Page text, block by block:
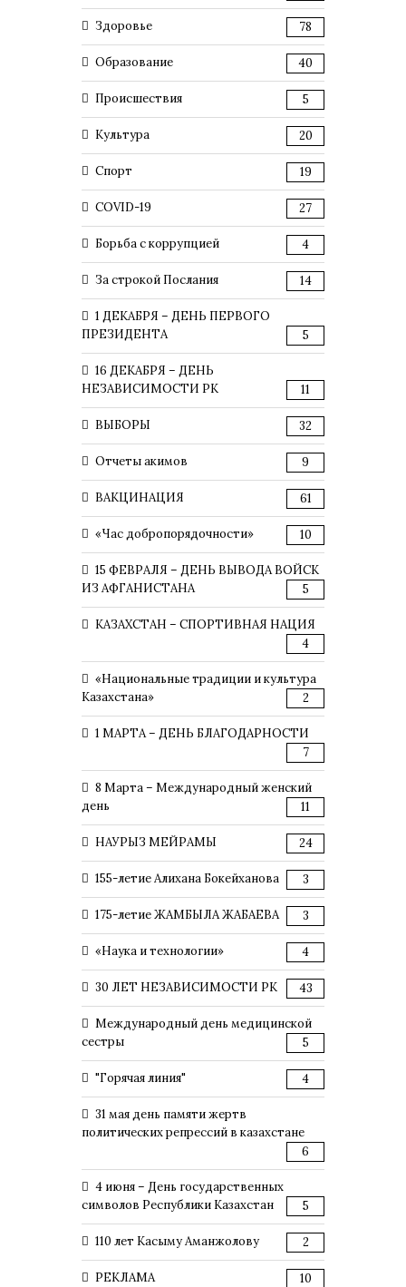
Здоровье 78
Образование 40
Происшествия 5
Культура 20
Спорт 19
COVID-19 27
Борьба с коррупцией 4
За строкой Послания 14
1 ДЕКАБРЯ – ДЕНЬ ПЕРВОГО
ПРЕЗИДЕНТА
5
16 ДЕКАБРЯ – ДЕНЬ
НЕЗАВИСИМОСТИ РК
11
ВЫБОРЫ 32
Отчеты акимов 9
ВАКЦИНАЦИЯ 61
«Час добропорядочности» 10
15 ФЕВРАЛЯ – ДЕНЬ ВЫВОДА ВОЙСК
ИЗ АФГАНИСТАНА
5
КАЗАХСТАН – СПОРТИВНАЯ НАЦИЯ
4
«Национальные традиции и культура
Казахстана»
2
1 МАРТА – ДЕНЬ БЛАГОДАРНОСТИ
7
8 Марта – Международный женский
день
11
НАУРЫЗ МЕЙРАМЫ 24
155-летие Алихана Бокейханова 3
175-летие ЖАМБЫЛА ЖАБАЕВА 3
«Наука и технологии» 4
30 ЛЕТ НЕЗАВИСИМОСТИ РК 43
Международный день медицинской
сестры
5
"Горячая линия" 4
31 мая день памяти жертв
политических репрессий в казахстане
6
4 июня – День государственных
символов Республики Казахстан
5
110 лет Касыму Аманжолову 2
РЕКЛАМА 10